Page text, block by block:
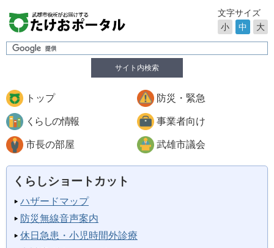
サイト内検索
文字サイズ
小
中 大
トップ 防災・緊急
くらしの情報 事業者向け
市長の部屋 武雄市議会
くらしショートカット
ハザードマップ
防災無線音声案内
休日急患・小児時間外診療